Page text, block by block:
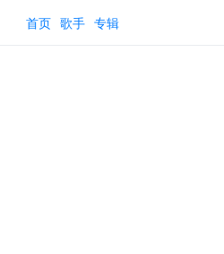
首页 歌手 专辑